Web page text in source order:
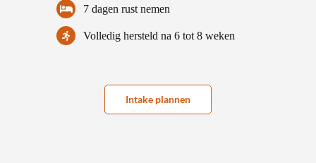
7 dagen rust nemen
Volledig hersteld na 6 tot 8 weken
Intake plannen